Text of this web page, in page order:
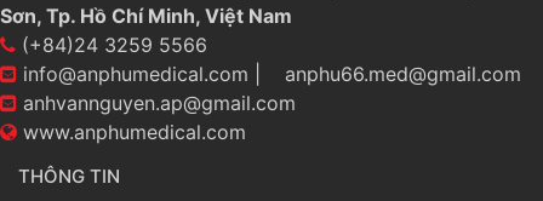
Sơn, Tp. Hồ Chí Minh, Việt Nam
(+84)24 3259 5566
info@anphumedical.com
anphu66.med@gmail.com
anhvannguyen.ap@gmail.com
www.anphumedical.com
THÔNG TIN